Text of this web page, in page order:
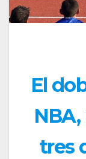
El
tres